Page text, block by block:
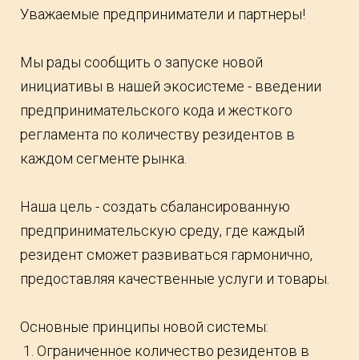
Уважаемые предприниматели и партнеры!
Мы рады сообщить о запуске новой
инициативы в нашей экосистеме - введении
предпринимательского кода и жесткого
регламента по количеству резидентов в
каждом сегменте рынка.
Наша цель - создать сбалансированную
предпринимательскую среду, где каждый
резидент сможет развиваться гармонично,
предоставляя качественные услуги и товары.
Основные принципы новой системы:
1. Ограниченное количество резидентов в